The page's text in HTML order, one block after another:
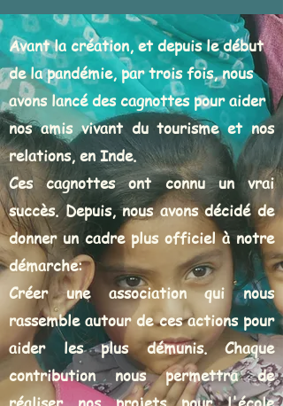
Avant la création, et depuis le début
de la pandémie, par trois fois, nous
avons lancé des cagnottes pour aider
nos amis vivant du tourisme et nos
relations, en Inde.
Ces cagnottes ont connu un vrai
succès. Depuis, nous avons décidé de
donner un cadre plus officiel à notre
démarche:
Créer une association qui nous
rassemble autour de ces actions pour
aider les plus démunis. Chaque
contribution nous permettra de